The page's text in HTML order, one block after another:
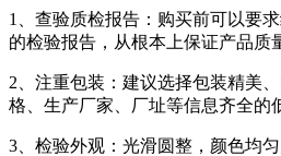
1、查验质检报告：购买前可以要
的检验报告，从根本上保证产品质
2、注重包装：建议选择包装精美
格、生产厂家、厂址等信息齐全的
3、检验外观：光滑圆整，颜色均